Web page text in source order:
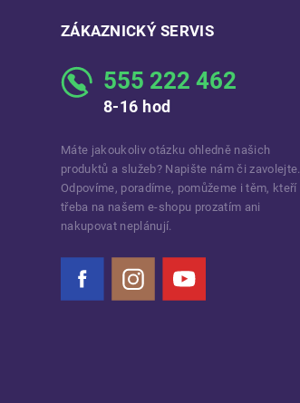
ZÁKAZNICKÝ SERVIS
555 222 462
8-16 hod
Máte jakoukoliv otázku ohledně našich
produktů a služeb? Napište nám či zavolejte.
Odpovíme, poradíme, pomůžeme i těm, kteří
třeba na našem e-shopu prozatím ani
nakupovat neplánují.
Instagram